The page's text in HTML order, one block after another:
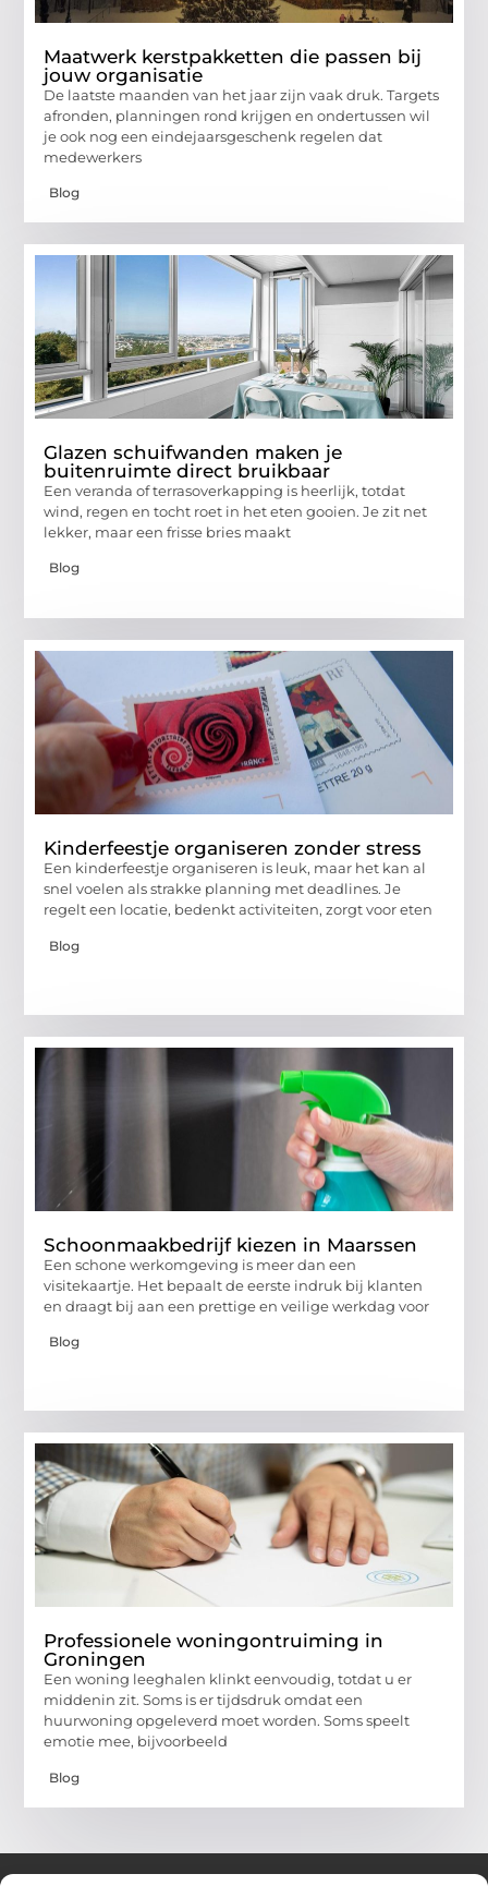
Maatwerk kerstpakketten die passen bij
jouw organisatie
De laatste maanden van het jaar zijn vaak druk. Targets
afronden, planningen rond krijgen en ondertussen wil
je ook nog een eindejaarsgeschenk regelen dat
medewerkers
Blog
Glazen schuifwanden maken je
buitenruimte direct bruikbaar
Een veranda of terrasoverkapping is heerlijk, totdat
wind, regen en tocht roet in het eten gooien. Je zit net
lekker, maar een frisse bries maakt
Blog
Kinderfeestje organiseren zonder stress
Een kinderfeestje organiseren is leuk, maar het kan al
snel voelen als strakke planning met deadlines. Je
regelt een locatie, bedenkt activiteiten, zorgt voor eten
Blog
Schoonmaakbedrijf kiezen in Maarssen
Een schone werkomgeving is meer dan een
visitekaartje. Het bepaalt de eerste indruk bij klanten
en draagt bij aan een prettige en veilige werkdag voor
Blog
Professionele woningontruiming in
Groningen
Een woning leeghalen klinkt eenvoudig, totdat u er
middenin zit. Soms is er tijdsdruk omdat een
huurwoning opgeleverd moet worden. Soms speelt
emotie mee, bijvoorbeeld
Blog